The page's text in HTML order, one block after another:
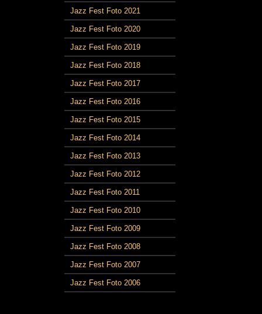
Jazz Fest Foto 2021
Jazz Fest Foto 2020
Jazz Fest Foto 2019
Jazz Fest Foto 2018
Jazz Fest Foto 2017
Jazz Fest Foto 2016
Jazz Fest Foto 2015
Jazz Fest Foto 2014
Jazz Fest Foto 2013
Jazz Fest Foto 2012
Jazz Fest Foto 2011
Jazz Fest Foto 2010
Jazz Fest Foto 2009
Jazz Fest Foto 2008
Jazz Fest Foto 2007
Jazz Fest Foto 2006